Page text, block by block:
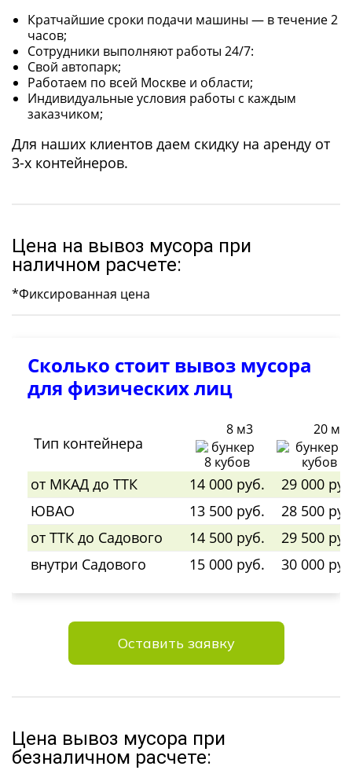
Кратчайшие сроки подачи машины — в течение 2
часов;
Сотрудники выполняют работы 24/7:
Свой автопарк;
Работаем по всей Москве и области;
Индивидуальные условия работы с каждым
заказчиком;
Для наших клиентов даем скидку на аренду от
3-х контейнеров.
Цена на вывоз мусора при
наличном расчете:
*Фиксированная цена
Сколько стоит вывоз мусора
для физических лиц
Тип контейнера
8 м3 20 м3
от МКАД до ТТК 14 000 руб.
29 000
ЮВАО
13 500 руб.
28 500
от ТТК до Садового
14 500 руб.
29 500
внутри Садового
15 000 руб. 30 000
Оставить заявку
Цена вывоз мусора при
безналичном расчете: